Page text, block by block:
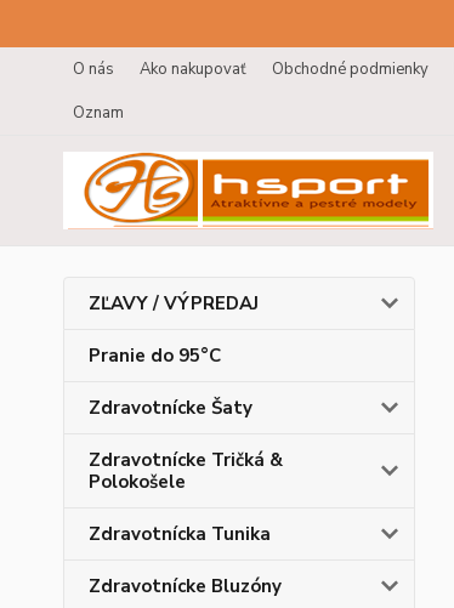
O nás Ako nakupovať Obchodné podmienky
Oznam
ZĽAVY / VÝPREDAJ
Pranie do 95°C
Zdravotnícke Šaty
Zdravotnícke Tričká &
Polokošele
Zdravotnícka Tunika
Zdravotnícke Bluzóny